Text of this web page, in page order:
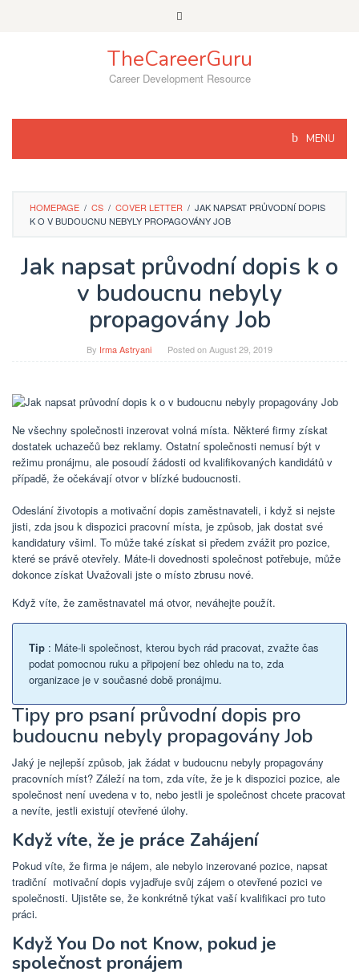
TheCareerGuru
Career Development Resource
MENU
HOMEPAGE / CS / COVER LETTER / JAK NAPSAT PRŮVODNÍ DOPIS
K O V BUDOUCNU NEBYLY PROPAGOVÁNY JOB
Jak napsat průvodní dopis k o
v budoucnu nebyly
propagovány Job
By Irma Astryani Posted onAugust 29, 2019
Ne všechny společnosti inzerovat volná místa. Některé firmy získat
dostatek uchazečů bez reklamy. Ostatní společnosti nemusí být v
režimu pronájmu, ale posoudí žádosti od kvalifikovaných kandidátů v
případě, že očekávají otvor v blízké budoucnosti.
Odeslání životopis a motivační dopis zaměstnavateli, i když si nejste
jisti, zda jsou k dispozici pracovní místa, je způsob, jak dostat své
kandidatury všiml. To může také získat si předem zvážit pro pozice,
které se právě otevřely. Máte-li dovednosti společnost potřebuje, může
dokonce získat Uvažovali jste o místo zbrusu nové.
Když víte, že zaměstnavatel má otvor, neváhejte použít.
Tip : Máte-li společnost, kterou bych rád pracovat, zvažte čas
podat pomocnou ruku a připojení bez ohledu na to, zda
organizace je v současné době pronájmu.
Tipy pro psaní průvodní dopis pro
budoucnu nebyly propagovány Job
Jaký je nejlepší způsob, jak žádat v budoucnu nebyly propagovány
pracovních míst? Záleží na tom, zda víte, že je k dispozici pozice, ale
společnost není uvedena v to, nebo jestli je společnost chcete pracovat
a nevíte, jestli existují otevřené úlohy.
Když víte, že je práce Zahájení
Pokud víte, že firma je nájem, ale nebylo inzerované pozice, napsat
tradiční motivační dopis vyjadřuje svůj zájem o otevřené pozici ve
společnosti. Ujistěte se, že konkrétně týkat vaší kvalifikaci pro tuto
práci.
Když You Do not Know, pokud je
společnost pronájem